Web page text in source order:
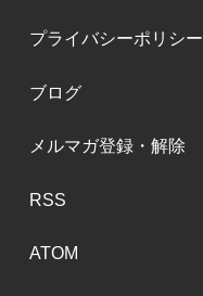
プライバシーポリシー
ブログ
メルマガ登録・解除
RSS
ATOM